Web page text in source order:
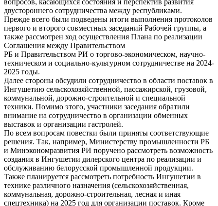
двустороннего сотрудничества между республиками.
Прежде всего были подведены итоги выполнения протоколов
первого и второго совместных заседаний Рабочей группы, а
также рассмотрен ход осуществления Плана по реализации
Соглашения между Правительством
РБ и Правительством РИ о торгово-экономическом, научно-
техническом и социально-культурном сотрудничестве на 2024-
2025 годы.
Далее стороны обсудили сотрудничество в области поставок в
Ингушетию сельскохозяйственной, пассажирской, грузовой,
коммунальной, дорожно-строительной и специальной
техники. Помимо этого, участники заседания обратили
внимание на сотрудничество в организации обменных
выставок и организации гастролей.
По всем вопросам повестки были приняты соответствующие
решения. Так, например, Министерству промышленности РБ
и Минэкономразвития РИ поручено рассмотреть возможность
создания в Ингушетии дилерского центра по реализации и
обслуживанию белорусской промышленной продукции.
Также планируется рассмотреть потребность Ингушетии в
технике различного назначения (сельскохозяйственная,
коммунальная, дорожно-строительная, лесная и иная
спецтехника) на 2025 год для организации поставок. Кроме